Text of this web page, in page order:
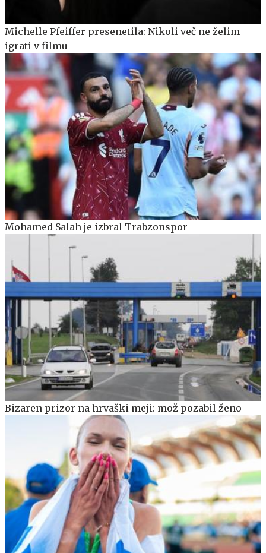
Michelle Pfeiffer presenetila: Nikoli več ne želim
igrati v filmu
Mohamed Salah je izbral Trabzonspor
Bizaren prizor na hrvaški meji: mož pozabil ženo